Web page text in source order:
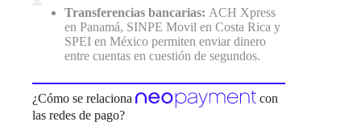
Transferencias bancarias: ACH Xpress
en Panamá, SINPE Movil en Costa Rica y
SPEI en México permiten enviar dinero
entre cuentas en cuestión de segundos.
¿Cómo se relaciona
con
las redes de pago?